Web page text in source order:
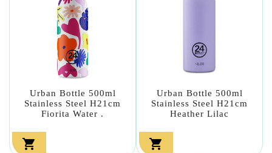
Urban Bottle 500ml
Stainless Steel H21cm
Fiorita Water .

Urban Bottle 500ml
Stainless Steel H21cm
Heather Lilac
